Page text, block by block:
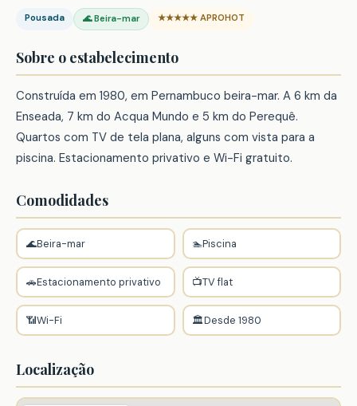
Pousada 🌊 Beira-mar ★★★★★ APROHOT
Sobre o estabelecimento
Construída em 1980, em Pernambuco beira-mar. A 6 km da
Enseada, 7 km do Acqua Mundo e 5 km do Perequê.
Quartos com TV de tela plana, alguns com vista para a
piscina. Estacionamento privativo e Wi-Fi gratuito.
Comodidades
🌊Beira-mar 🏊Piscina
🚗Estacionamento privativo 📺TV flat
📶Wi-Fi 🏛️Desde 1980
Localização